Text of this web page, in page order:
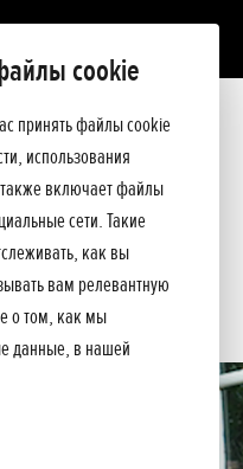
cookie
принять файлы cookie
использования
включает файлы
сети. Такие
как вы
вам релевантную
о том, как мы
данные, в нашей